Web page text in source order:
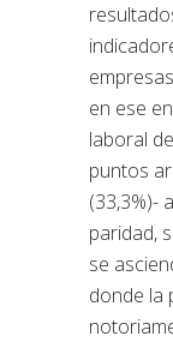
en ese
laboral
puntos
(33,3%)-
paridad,
se
donde la